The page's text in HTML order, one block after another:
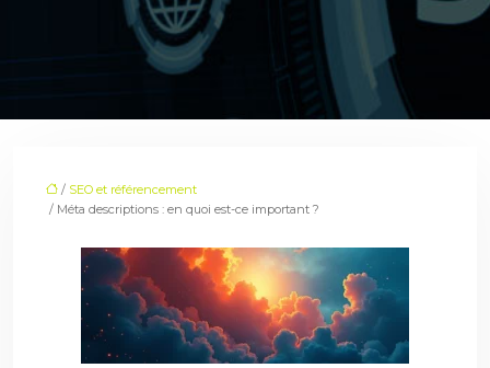
/ SEO et référencement
/ Méta descriptions : en quoi est-ce important ?